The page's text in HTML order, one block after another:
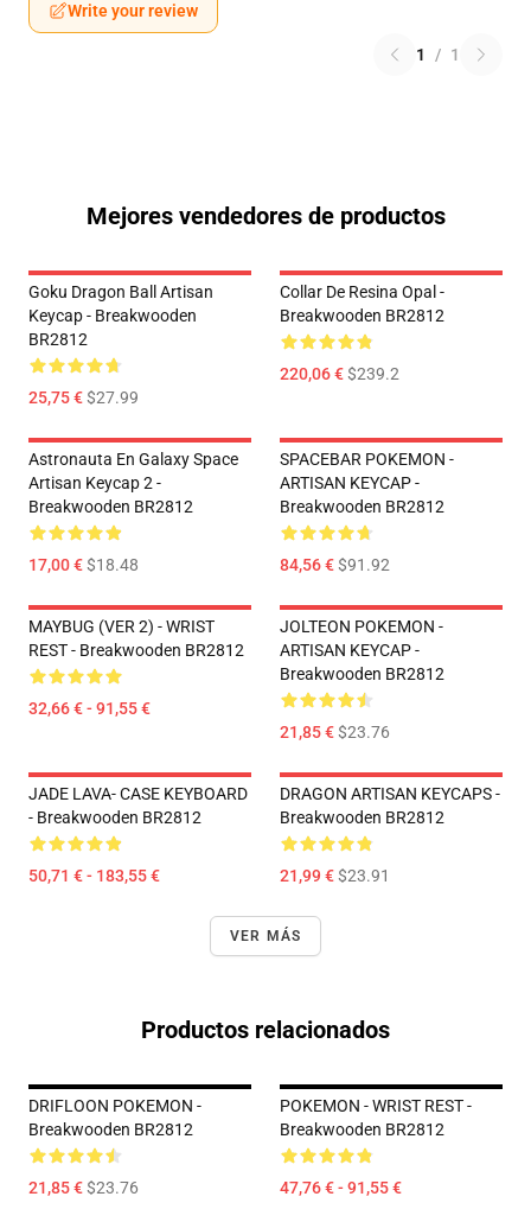
Write your review
1 / 1
Mejores vendedores de productos
Goku Dragon Ball Artisan
Keycap - Breakwooden
BR2812
25,75 €$27.99
Collar De Resina Opal -
Breakwooden BR2812
220,06 €$239.2
Astronauta En Galaxy Space
Artisan Keycap 2 -
Breakwooden BR2812
17,00 €$18.48
SPACEBAR POKEMON -
ARTISAN KEYCAP -
Breakwooden BR2812
84,56 €$91.92
MAYBUG (VER 2) - WRIST
REST - Breakwooden BR2812
32,66 € - 91,55 €
JOLTEON POKEMON -
ARTISAN KEYCAP -
Breakwooden BR2812
21,85 €$23.76
JADE LAVA- CASE KEYBOARD
- Breakwooden BR2812
50,71 € - 183,55 €
DRAGON ARTISAN KEYCAPS -
Breakwooden BR2812
21,99 €$23.91
VER MÁS
Productos relacionados
DRIFLOON POKEMON -
Breakwooden BR2812
21,85 €$23.76
POKEMON - WRIST REST -
Breakwooden BR2812
47,76 € - 91,55 €